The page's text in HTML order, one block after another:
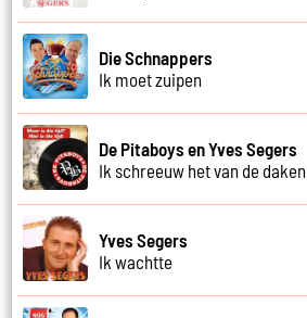
Die Schnappers
Ik moet zuipen
De Pitaboys en Yves Segers
Ik schreeuw het van de daken
Yves Segers
Ik wachtte